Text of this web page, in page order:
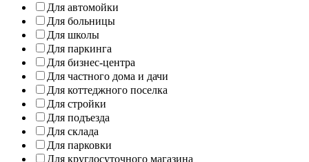
Для автомойки
Для больницы
Для школы
Для паркинга
Для бизнес-центра
Для частного дома и дачи
Для коттеджного поселка
Для стройки
Для подъезда
Для склада
Для парковки
Для круглосуточного магазина